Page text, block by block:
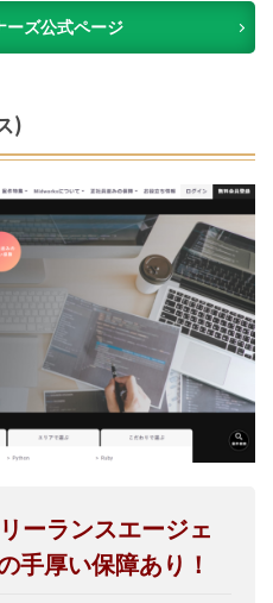
ーズ公式ページ
)
ーランスエージェ
手厚い保障あり！